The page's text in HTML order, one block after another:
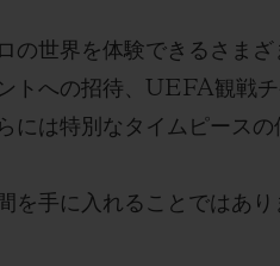
の世界を体験できるさま
トへの招待、UEFA観戦
には特別なタイムピースの
を手に入れることではあ